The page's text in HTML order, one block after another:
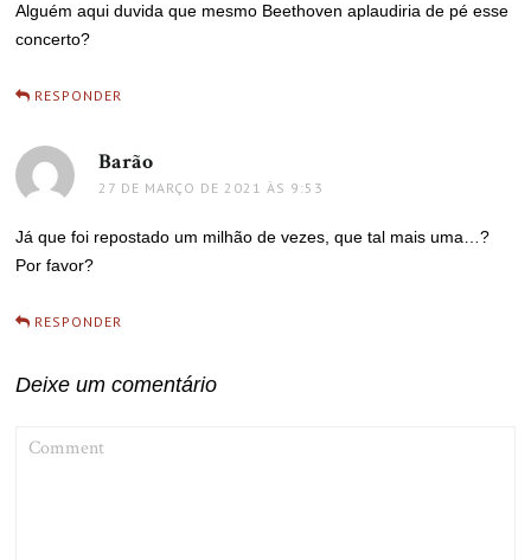
Alguém aqui duvida que mesmo Beethoven aplaudiria de pé esse
concerto?
RESPONDER
Barão
27 DE MARÇO DE 2021 ÀS 9:53
Já que foi repostado um milhão de vezes, que tal mais uma…?
Por favor?
RESPONDER
Deixe um comentário